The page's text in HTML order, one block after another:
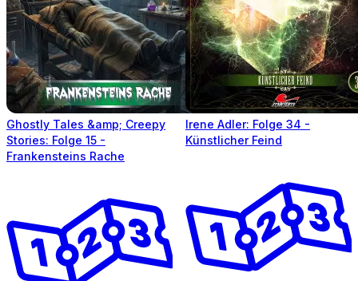
Ghostly Tales &amp; Creepy
Stories: Folge 15 -
Frankensteins Rache
Irene Adler: Folge 34 -
Künstlicher Feind